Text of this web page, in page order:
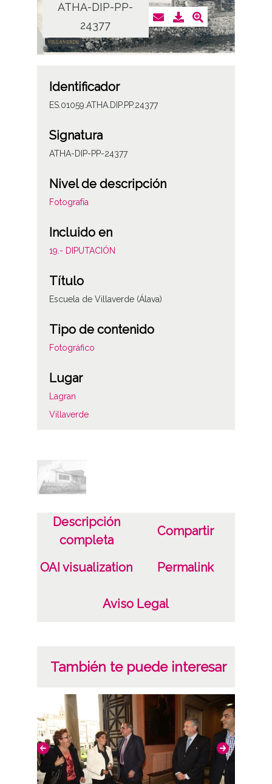
ATHA-DIP-PP-
24377
Identificador
ES.01059.ATHA.DIP.PP.24377
Signatura
ATHA-DIP-PP-24377
Nivel de descripción
Fotografía
Incluido en
19.- DIPUTACIÓN
Título
Escuela de Villaverde (Álava)
Tipo de contenido
Fotográfico
Lugar
Lagran
Villaverde
Eugenio Mora García
Notas
Licencia de las imágenes
CC BY-NC-SA 4.0
Descripción
completa
Compartir
OAI visualization Permalink
Aviso Legal
También te puede interesar